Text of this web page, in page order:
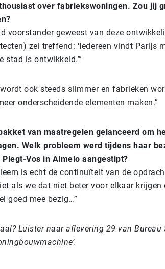
over fabriekswoningen. Zou jij
voorstander geweest van deze
zei treffend: ‘Iedereen vindt Parijs
stad is ontwikkeld.’”
ook steeds slimmer en fabrieken
onderscheidende elementen maken.”
van maatregelen gelanceerd om
Welk probleem werd tijdens haar
Plegt-Vos in Almelo aangestipt?
is echt de continuïteit van de
als we dat niet beter voor elkaar krijgen
goed mee bezig…”
Luister naar aflevering 29 van Bureau